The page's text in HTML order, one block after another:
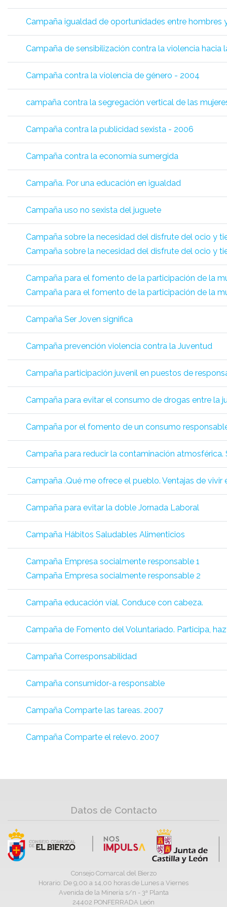
Campaña igualdad de oportunidades entre hombres
Campaña de sensibilización contra la violencia hacia
Campaña contra la violencia de género - 2004
campaña contra la segregación vertical de las
Campaña contra la publicidad sexista - 2006
Campaña contra la economía sumergida
Campaña. Por una educación en igualdad
Campaña uso no sexista del juguete
Campaña sobre la necesidad del disfrute del ocio y
Campaña sobre la necesidad del disfrute del ocio y
Campaña para el fomento de la participación de la
Campaña para el fomento de la participación de la
Campaña Ser Joven significa
Campaña prevención violencia contra la Juventud
Campaña participación juvenil en puestos de
Campaña para evitar el consumo de drogas entre la
Campaña por el fomento de un consumo
Campaña para reducir la contaminación atmosférica.
Campaña .Qué me ofrece el pueblo. Ventajas de vivir
Campaña para evitar la doble Jornada Laboral
Campaña Hábitos Saludables Alimenticios
Campaña Empresa socialmente responsable 1
Campaña Empresa socialmente responsable 2
Campaña educación víal. Conduce con cabeza.
Campaña de Fomento del Voluntariado. Participa,
Campaña Corresponsabilidad
Campaña consumidor-a responsable
Campaña Comparte las tareas. 2007
Campaña Comparte el relevo. 2007
Datos de Contacto
Consejo Comarcal del Bierzo
Horario: De 9,00 a 14,00 horas de Lunes a Viernes
Avenida de la Minería s/n - 3ª Planta
24402 PONFERRADA León